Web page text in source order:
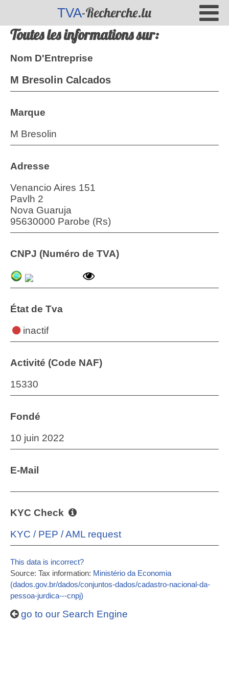
TVA-Recherche.lu
Toutes les informations sur:
Nom D'Entreprise
M Bresolin Calcados
Marque
M Bresolin
Adresse
Venancio Aires 151
Pavlh 2
Nova Guaruja
95630000 Parobe (Rs)
CNPJ (Numéro de TVA)
État de Tva
inactif
Activité (Code NAF)
15330
Fondé
10 juin 2022
E-Mail
KYC Check
KYC / PEP / AML request
This data is incorrect?
Source: Tax information: Ministério da Economia
(dados.gov.br/dados/conjuntos-dados/cadastro-nacional-da-
pessoa-jurdica---cnpj)
go to our Search Engine